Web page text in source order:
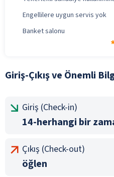
Engellilere uygun servis yok
Banket salonu
Giriş-Çıkış ve Önemli
Giriş (Check-in)
14-herhangi bir
Çıkış (Check-out)
öğlen